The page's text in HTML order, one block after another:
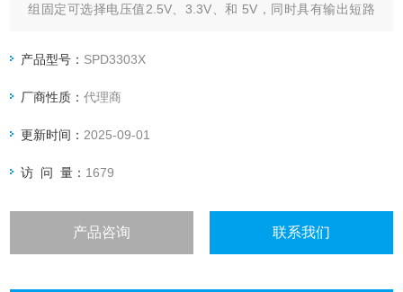
组固定可选择电压值2.5V、3.3V、和 5V，同时具有输出短路
产品型号： SPD3303X
厂商性质：代理商
更新时间： 2025-09-01
访 问 量： 1679
产品咨询 联系我们